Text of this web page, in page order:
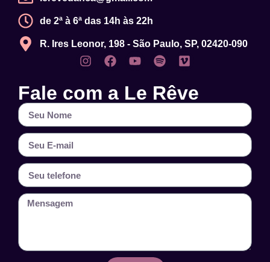
de 2ª à 6ª das 14h às 22h
R. Ires Leonor, 198 - São Paulo, SP, 02420-090
Fale com a Le Rêve